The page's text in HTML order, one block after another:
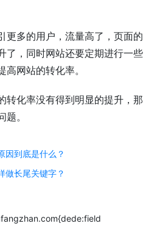
更多的用户，流量高了，页面的
了，同时网站还要定期进行一些
网站的转化率。
转化率没有得到明显的提升，那
。
因到底是什么？
做长尾关键字？